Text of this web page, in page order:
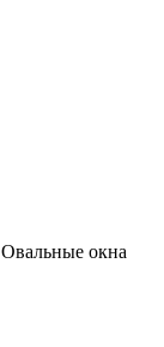
Овальные окна